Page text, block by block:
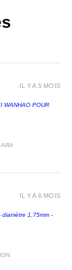
WANHAO POUR
IL Y A 5 MOIS
diamètre 1,75mm -
IL Y A 6 MOIS